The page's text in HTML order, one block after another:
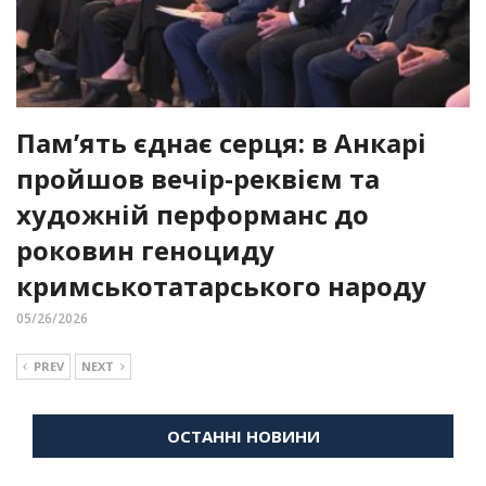
Пам’ять єднає серця: в Анкарі
пройшов вечір-реквієм та
художній перформанс до
роковин геноциду
кримськотатарського народу
05/26/2026
PREV NEXT
ОСТАННІ НОВИНИ